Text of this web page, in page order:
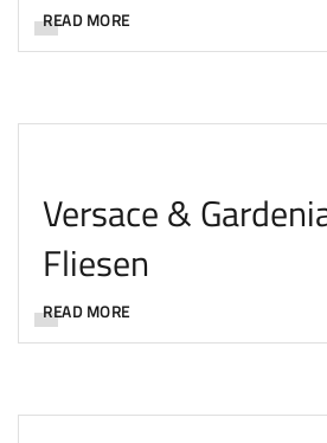
READ MORE
Versace &
Fliesen
READ MORE